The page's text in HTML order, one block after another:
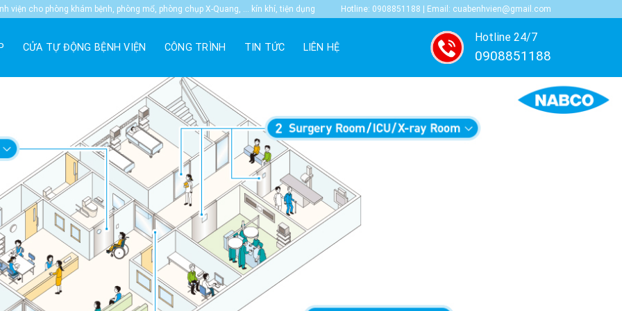
viện cho phòng khám bệnh, phòng mổ, phòng chụp X-Quang, … kín khí, tiện dụng Hotline: 0908851188 | Email: cuabenhvien@gmail.com
CỬA TỰ ĐỘNG BỆNH VIỆN CÔNG TRÌNH TIN TỨC LIÊN HỆ
Hotline 24/7
0908851188